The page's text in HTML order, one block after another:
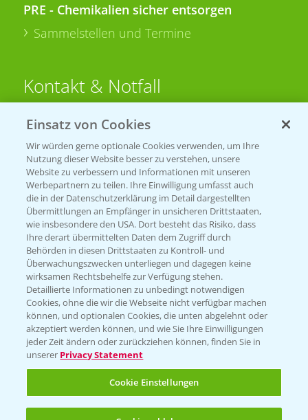
PRE - Chemikalien sicher entsorgen
Sammelstellen und Termine
Kontakt & Notfall
Beratung auf WhatsApp
T.+49 (0)174 346 564 1
KONTAKT
Hilfe in Notfällen
T.+49 (0)214/30-20220
Folgen Sie uns
Einsatz von Cookies
Wir würden gerne optionale Cookies verwenden, um Ihre
Nutzung dieser Website besser zu verstehen, unsere
Website zu verbessern und Informationen mit unseren
Werbepartnern zu teilen. Ihre Einwilligung umfasst auch
die in der Datenschutzerklärung im Detail dargestellten
Übermittlungen an Empfänger in unsicheren Drittstaaten,
wie insbesondere den USA. Dort besteht das Risiko, dass
Ihre derart übermittelten Daten dem Zugriff durch
Behörden in diesen Drittstaaten zu Kontroll- und
Überwachungszwecken unterliegen und dagegen keine
wirksamen Rechtsbehelfe zur Verfügung stehen.
Detaillierte Informationen zu unbedingt notwendigen
Cookies, ohne die wir die Webseite nicht verfügbar machen
können, und optionalen Cookies, die unten abgelehnt oder
akzeptiert werden können, und wie Sie Ihre Einwilligungen
jeder Zeit ändern oder zurückziehen können, finden Sie in
unserer Privacy Statement
Cookie Einstellungen